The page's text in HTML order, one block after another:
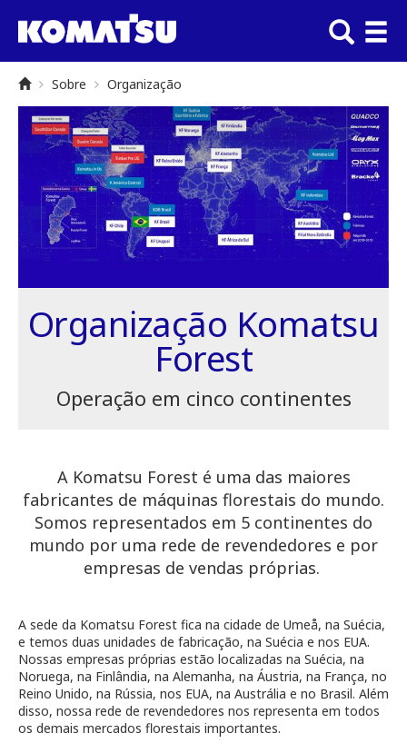
Sobre Organização
Organização Komatsu
Forest
Operação em cinco continentes
A Komatsu Forest é uma das maiores
fabricantes de máquinas florestais do mundo.
Somos representados em 5 continentes do
mundo por uma rede de revendedores e por
empresas de vendas próprias.
A sede da Komatsu Forest fica na cidade de Umeå, na Suécia,
e temos duas unidades de fabricação, na Suécia e nos EUA.
Nossas empresas próprias estão localizadas na Suécia, na
Noruega, na Finlândia, na Alemanha, na Áustria, na França, no
Reino Unido, na Rússia, nos EUA, na Austrália e no Brasil. Além
disso, nossa rede de revendedores nos representa em todos
os demais mercados florestais importantes.